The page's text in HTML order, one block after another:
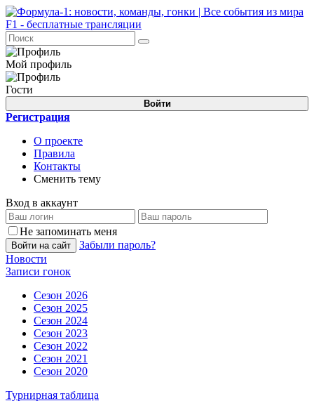
Мой профиль
Гости
Войти
Регистрация
О проекте
Правила
Контакты
Сменить тему
Вход в аккаунт
Не запоминать меня
Войти на сайт
Забыли пароль?
Новости
Записи гонок
Сезон 2026
Сезон 2025
Сезон 2024
Сезон 2023
Сезон 2022
Сезон 2021
Сезон 2020
Турнирная таблица